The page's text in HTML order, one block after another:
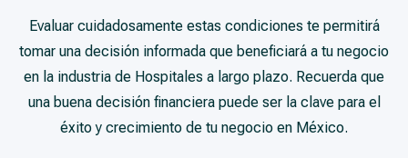
Evaluar cuidadosamente estas condiciones te permitirá
tomar una decisión informada que beneficiará a tu negocio
en la industria de Hospitales a largo plazo. Recuerda que
una buena decisión financiera puede ser la clave para el
éxito y crecimiento de tu negocio en México.